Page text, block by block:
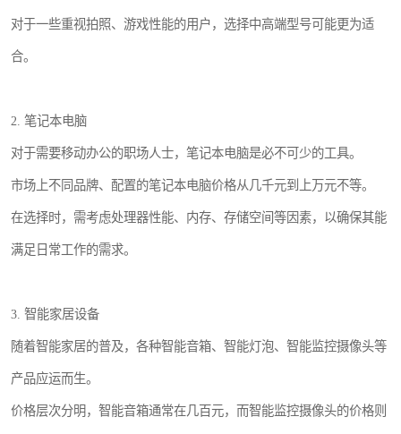
对于一些重视拍照、游戏性能的用户，选择中高端型号可能更为适
合。
2. 笔记本电脑
对于需要移动办公的职场人士，笔记本电脑是必不可少的工具。
市场上不同品牌、配置的笔记本电脑价格从几千元到上万元不等。
在选择时，需考虑处理器性能、内存、存储空间等因素，以确保其能
满足日常工作的需求。
3. 智能家居设备
随着智能家居的普及，各种智能音箱、智能灯泡、智能监控摄像头等
产品应运而生。
价格层次分明，智能音箱通常在几百元，而智能监控摄像头的价格则